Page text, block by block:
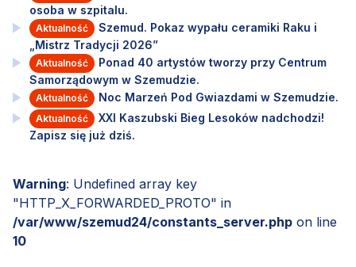
osoba w szpitalu.
Aktualność
Szemud. Pokaz wypału ceramiki Raku i
„Mistrz Tradycji 2026”
Aktualność
Ponad 40 artystów tworzy przy Centrum
Samorządowym w Szemudzie.
Aktualność Noc Marzeń Pod Gwiazdami w Szemudzie.
Aktualność
XXI Kaszubski Bieg Lesoków nadchodzi!
Zapisz się już dziś.
Warning: Undefined array key
"HTTP_X_FORWARDED_PROTO" in
/var/www/szemud24/constants_server.php on line
10